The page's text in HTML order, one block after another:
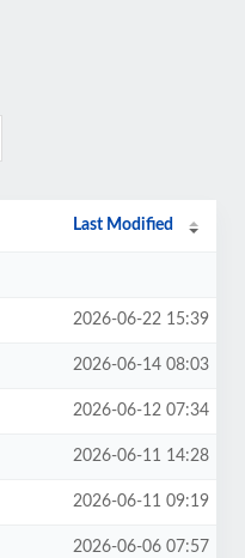
Last Modified
2026-06-22 15:39
2026-06-14 08:03
2026-06-12 07:34
2026-06-11 14:28
2026-06-11 09:19
2026-06-06 07:57